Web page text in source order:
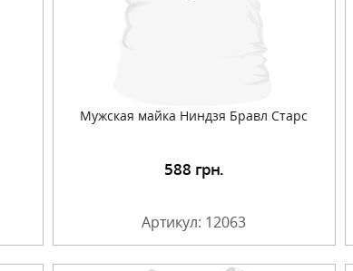
Мужская майка Ниндзя Бравл Старс
588 грн.
Артикул: 12063
Подробнее